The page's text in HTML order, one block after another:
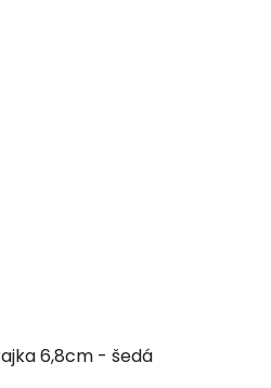
6,8cm - šedá